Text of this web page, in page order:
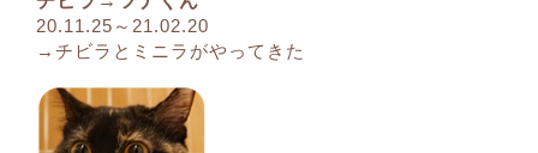
20.11.25～21.02.20
→チビラとミニラがやってきた